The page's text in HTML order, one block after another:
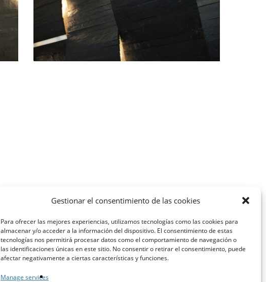
Gestionar el consentimiento de las cookies
Para ofrecer las mejores experiencias, utilizamos tecnologías como las cookies para
almacenar y/o acceder a la información del dispositivo. El consentimiento de estas
tecnologías nos permitirá procesar datos como el comportamiento de navegación o
las identificaciones únicas en este sitio. No consentir o retirar el consentimiento, puede
afectar negativamente a ciertas características y funciones.
Manage services